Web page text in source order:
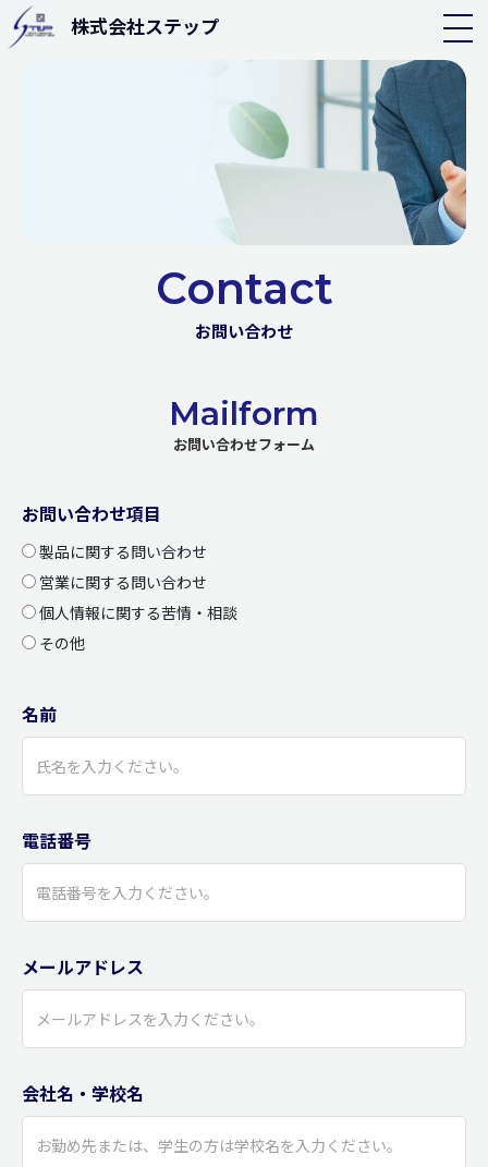
株式会社ステップ
Contact
お問い合わせ
Mailform
お問い合わせフォーム
お問い合わせ項目
製品に関する問い合わせ
営業に関する問い合わせ
個人情報に関する苦情・相談
その他
名前
電話番号
メールアドレス
会社名・学校名